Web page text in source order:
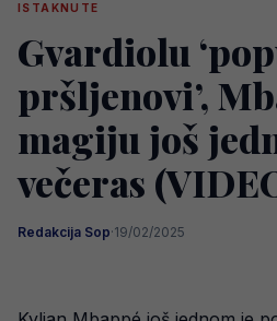
ISTAKNUTE
Gvardiolu
pršljenovi’,
magiju još
večeras
Redakcija Sop·19/02/2025